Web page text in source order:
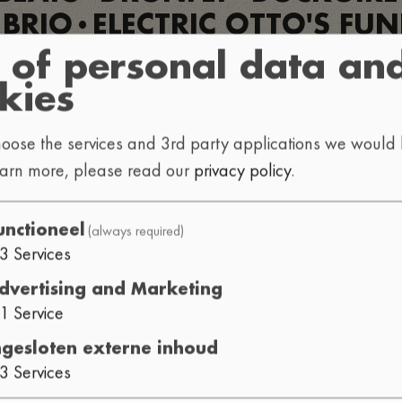
• ELECTRIC OTTO'S
BOHE•EROZILLA•
• FLOBAMA
SUMWHERE •GORDO
YEAR HEATHER GREY
• HORIZON TERMINAL
FLOTTANTE
• JACUZZI JEFFERSON
• KING CHINO
J-E
of personal data
the services and 3rd party applications we would
more, please read our privacy policy.
(always required)
3 Services
and Marketing
1 Service
externe inhoud
3 Services